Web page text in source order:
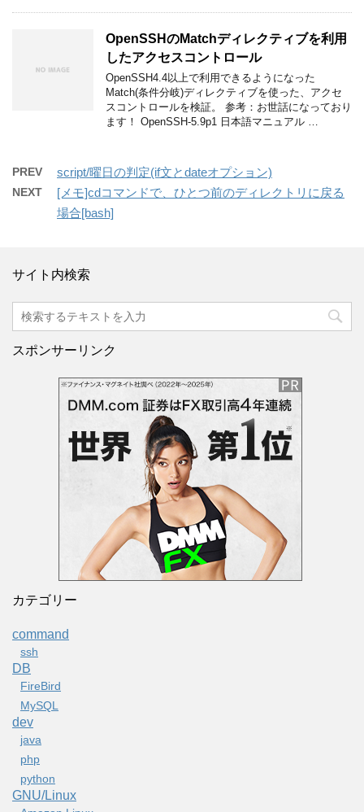
OpenSSHのMatchディレクティブを利用
したアクセスコントロール
OpenSSH4.4以上で利用できるようになった
Match(条件分岐)ディレクティブを使った、アクセ
スコントロールを検証。 参考：お世話になっており
ます！ OpenSSH-5.9p1 日本語マニュアル …
PREV script/曜日の判定(if文とdateオプション)
NEXT
[メモ]cdコマンドで、ひとつ前のディレクトリに戻る
場合[bash]
サイト内検索
スポンサーリンク
カテゴリー
command
ssh
DB
FireBird
MySQL
dev
java
php
python
GNU/Linux